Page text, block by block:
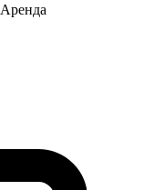
Аренда